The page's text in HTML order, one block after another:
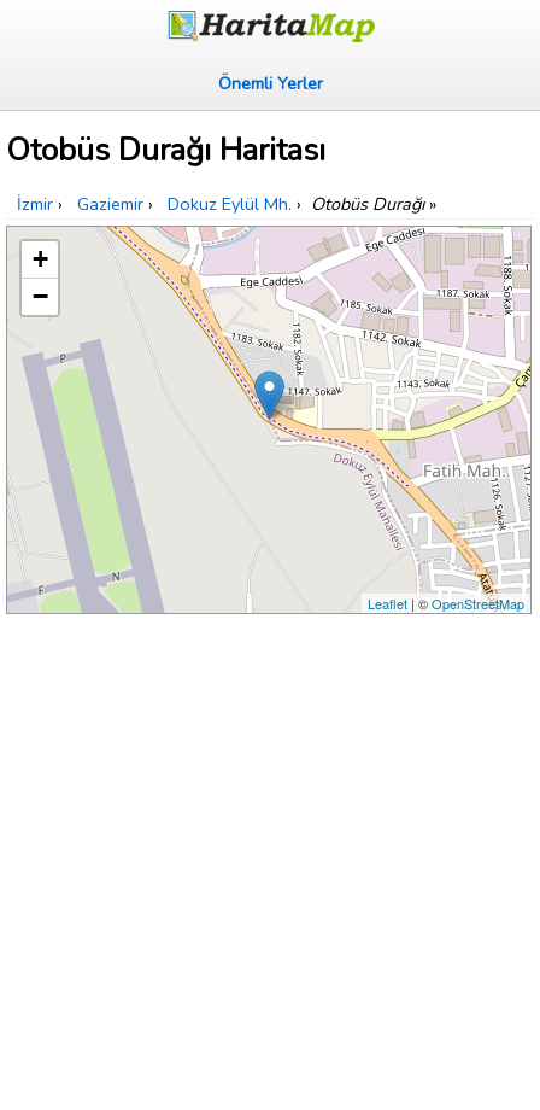
Önemli Yerler
Otobüs Durağı Haritası
İzmir › Gaziemir › Dokuz Eylül Mh. › Otobüs Durağı»
+
−
Leaflet| ©OpenStreetMap